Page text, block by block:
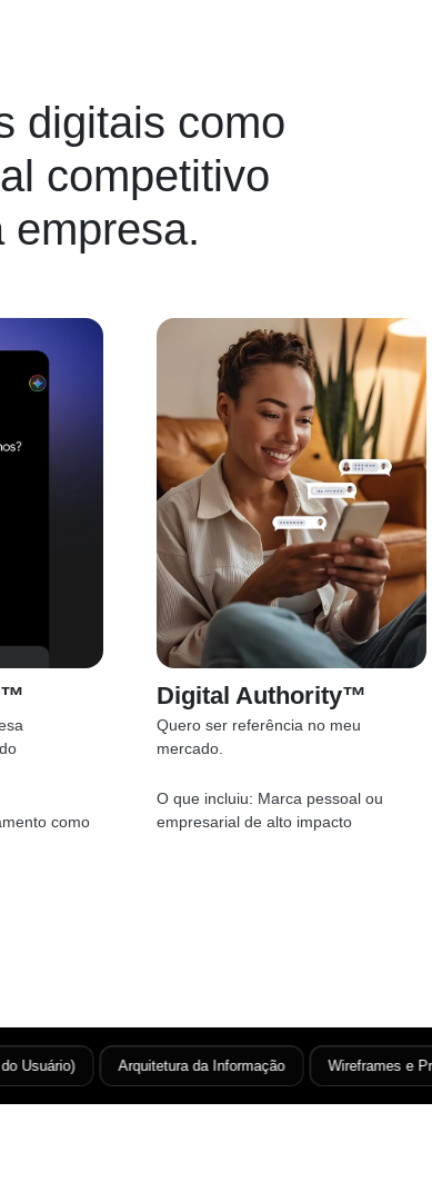
digitais como
competitivo
empresa.
como
Digital Authority™
Quero ser referência no meu
mercado.
O que incluiu: Marca pessoal ou
empresarial de alto impacto
Arquitetura da Informação Wireframes e